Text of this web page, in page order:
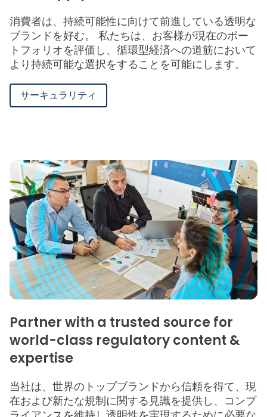
消費者は、持続可能性に向けて前進している透明な
ブランドを好む。 私たちは、お客様が現在のポー
トフォリオを評価し、循環型経済への道筋において
より持続可能な選択をすることを可能にします。
サーキュラリティ
Partner with a trusted source for
world-class regulatory content &
expertise
当社は、世界のトップブランドから信頼を得て、現
在および新たな規制に関する見識を提供し、コンプ